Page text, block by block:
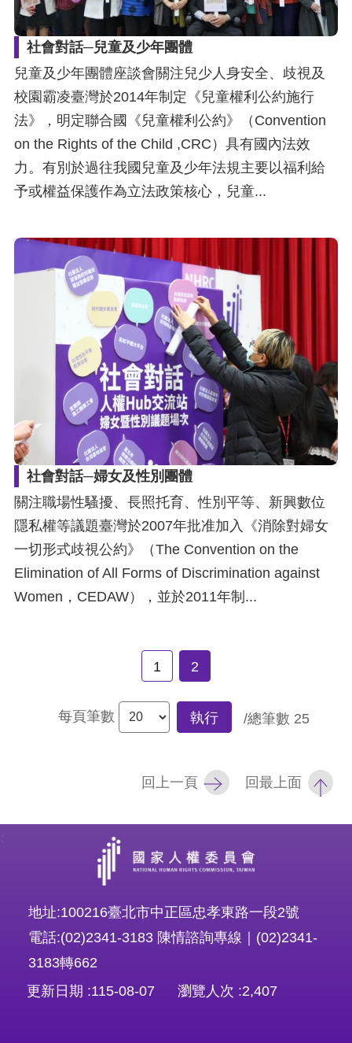
網
頁
宣
言
社會對話─兒童及少年團體
兒童及少年團體座談會關注兒少人身安全、歧視及
校園霸凌臺灣於2014年制定《兒童權利公約施行
法》，明定聯合國《兒童權利公約》（Convention
on the Rights of the Child ,CRC）具有國內法效
力。有別於過往我國兒童及少年法規主要以福利給
予或權益保護作為立法政策核心，兒童...
社會對話─婦女及性別團體
關注職場性騷擾、長照托育、性別平等、新興數位
隱私權等議題臺灣於2007年批准加入《消除對婦女
一切形式歧視公約》（The Convention on the
Elimination of All Forms of Discrimination against
Women，CEDAW），並於2011年制...
1 2
每頁筆數 執行 /總筆數 25
回上一頁 回最上面
地址:100216臺北市中正區忠孝東路一段2號
電話:(02)2341-3183 陳情諮詢專線｜(02)2341-
3183轉662
更新日期 115-08-07 瀏覽人次 2,407